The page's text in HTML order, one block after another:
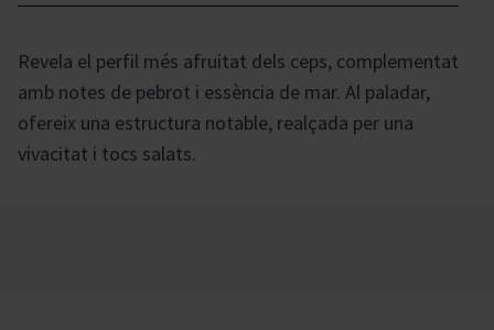
Revela el perfil més afruitat dels ceps, complementat
amb notes de pebrot i essència de mar. Al paladar,
ofereix una estructura notable, realçada per una
vivacitat i tocs salats.